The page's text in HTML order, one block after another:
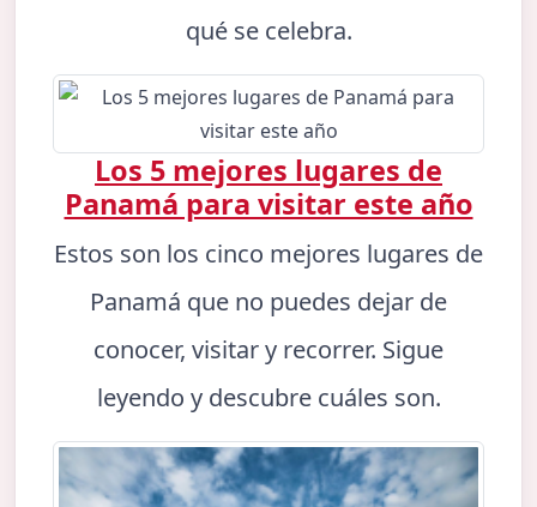
qué se celebra.
Los 5 mejores lugares de
Panamá para visitar este año
Estos son los cinco mejores lugares de
Panamá que no puedes dejar de
conocer, visitar y recorrer. Sigue
leyendo y descubre cuáles son.